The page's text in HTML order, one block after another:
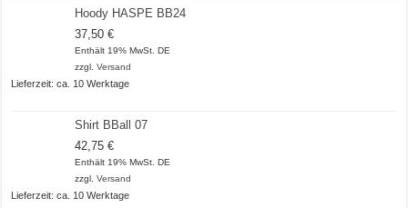
Hoody HASPE BB24
37,50€
Enthält 19% MwSt. DE
zzgl.Versand
Lieferzeit: ca. 10 Werktage
Shirt BBall 07
42,75€
Enthält 19% MwSt. DE
zzgl.Versand
Lieferzeit: ca. 10 Werktage